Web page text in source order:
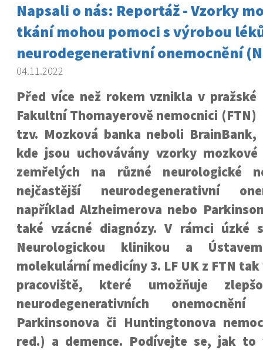
Napsali o nás: Reportáž - Vzorky
tkání mohou pomoci s výrobou
neurodegenerativní onemocnění
04.11.2022
Před více než rokem vznikla v pražské
Fakultní Thomayerově nemocnici (FTN)
tzv. Mozková banka neboli BrainBank,
kde jsou uchovávány vzorky
zemřelých na různé neurologické
nejčastější neurodegenerativní
například Alzheimerova nebo
také vzácné diagnózy. V rámci úzké
Neurologickou klinikou a
molekulární medicíny 3. LF UK z FTN
pracoviště, které umožňuje
neurodegenerativních onemocnění
Parkinsonova či Huntingtonova
red.) a demence. Podívejte se, jak to